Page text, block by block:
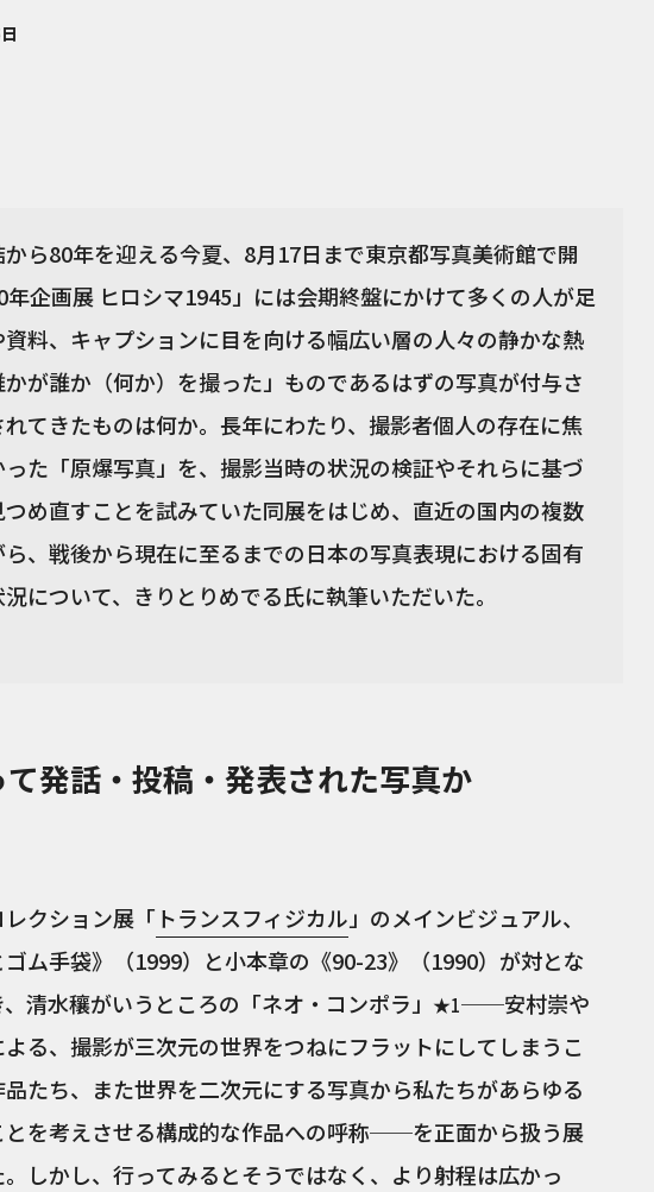
ら80年を迎える今夏、8月17日まで東京都写真美術館で開
企画展 ヒロシマ1945」には会期終盤にかけて多くの人が足
料、キャプションに目を向ける幅広い層の人々の静かな熱
が誰か（何か）を撮った」ものであるはずの写真が付与さ
てきたものは何か。長年にわたり、撮影者個人の存在に焦
た「原爆写真」を、撮影当時の状況の検証やそれらに基づ
め直すことを試みていた同展をはじめ、直近の国内の複数
、戦後から現在に至るまでの日本の写真表現における固有
について、きりとりめでる氏に執筆いただいた。
発話・投稿・発表された写真か
クション展「トランスフィジカル 」のメインビジュアル、
ム手袋》（1999）と小本章の《90-23》（1990）が対とな
清水穰がいうところの「ネオ・コンポラ」 ★1──安村崇や
る、撮影が三次元の世界をつねにフラットにしてしまうこ
たち、また世界を二次元にする写真から私たちがあらゆる
とを考えさせる構成的な作品への呼称──を正面から扱う展
しかし、行ってみるとそうではなく、より射程は広かっ